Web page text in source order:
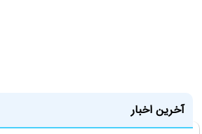
آخرین اخبار